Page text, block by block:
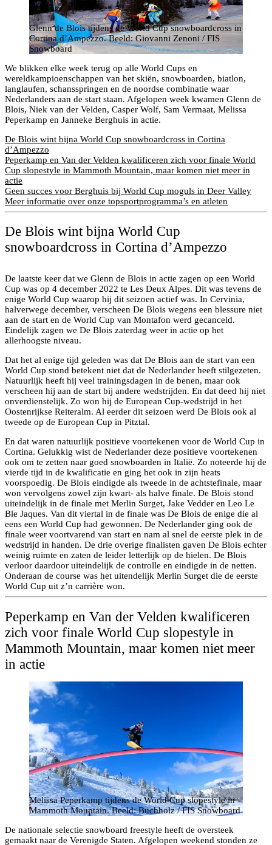
Glenn de Blois tijdens de World Cup snowboardcross in
Cortina d’Ampezzo. Beeld: Giovanni Zenoni / FIS
Snowboard
We blikken elke week terug op alle World Cups en
wereldkampioenschappen van het skiën, snowboarden, biatlon,
langlaufen, schansspringen en de noordse combinatie waar
Nederlanders aan de start staan. Afgelopen week kwamen Glenn de
Blois, Niek van der Velden, Casper Wolf, Sam Vermaat, Melissa
Peperkamp en Janneke Berghuis in actie.
De Blois wint bijna World Cup snowboardcross in Cortina
d’Ampezzo
Peperkamp en Van der Velden kwalificeren zich voor finale World
Cup slopestyle in Mammoth Mountain, maar komen niet meer in
actie
Geen succes voor Berghuis bij World Cup moguls in Deer Valley
Meer informatie over onze topsportprogramma’s en atleten
De Blois wint bijna World Cup
snowboardcross in Cortina d’Ampezzo
Glenn de Blois tijdens de World Cup snowboardcross in
Cortina d’Ampezzo. Beeld: Giovanni Zenoni / FIS
De laatste keer dat we Glenn de Blois in actie zagen op een World
Cup was op 4 december 2022 te Les Deux Alpes. Dit was tevens de
enige World Cup waarop hij dit seizoen actief was. In Cervinia,
halverwege december, verscheen De Blois wegens een blessure niet
aan de start en de World Cup van Montafon werd gecanceld.
Eindelijk zagen we De Blois zaterdag weer in actie op het
allerhoogste niveau.
Dat het al enige tijd geleden was dat De Blois aan de start van een
World Cup stond betekent niet dat de Nederlander heeft stilgezeten.
Natuurlijk heeft hij veel trainingsdagen in de benen, maar ook
verscheen hij aan de start bij andere wedstrijden. En dat deed hij niet
onverdienstelijk. Zo won hij de European Cup-wedstrijd in het
Oostenrijkse Reiteralm. Al eerder dit seizoen werd De Blois ook al
tweede op de European Cup in Pitztal.
En dat waren natuurlijk positieve voortekenen voor de World Cup in
Cortina. Gelukkig wist de Nederlander deze positieve voortekenen
ook om te zetten naar goed snowboarden in Italië. Zo noteerde hij de
vierde tijd in de kwalificatie en ging het ook in zijn heats
voorspoedig. De Blois eindigde als tweede in de achtstefinale, maar
won vervolgens zowel zijn kwart- als halve finale. De Blois stond
uiteindelijk in de finale met Merlin Surget, Jake Vedder en Leo Le
Ble Jaques. Van dit viertal in de finale was De Blois de enige die al
eens een World Cup had gewonnen. De Nederlander ging ook de
finale weer voortvarend van start en nam al snel de eerste plek in de
wedstrijd in handen. De drie overige finalisten gaven De Blois echter
weinig ruimte en zaten de leider letterlijk op de hielen. De Blois
verloor daardoor uiteindelijk de controlle en eindigde in de netten.
Onderaan de course was het uitendelijk Merlin Surget die de eerste
World Cup uit z’n carrière won.
Peperkamp en Van der Velden kwalificeren
zich voor finale World Cup slopestyle in
Mammoth Mountain, maar komen niet meer
in actie
Melissa Peperkamp tijdens de World Cup slopestyle in
Mammoth Mountain. Beeld: Buchholz / FIS Snowboard
De nationale selectie snowboard freestyle heeft de oversteek
gemaakt naar de Verenigde Staten. Afgelopen weekend stonden ze